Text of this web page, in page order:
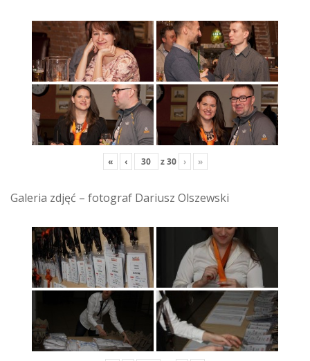
« ‹ z30 › »
Galeria zdjęć – fotograf Dariusz Olszewski